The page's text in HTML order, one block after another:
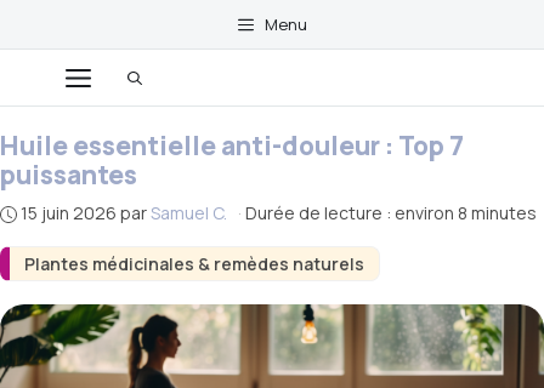
au
contenu
Menu
Menu
Plantes médicinales & remèdes naturels
Huile essentielle anti-douleur : Top 7
puissantes
15 juin 2026 parSamuel C. · Durée de lecture : environ 8 minutes